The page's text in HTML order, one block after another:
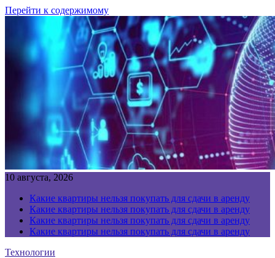
Перейти к содержимому
10 августа, 2026
Какие квартиры нельзя покупать для сдачи в аренду
Какие квартиры нельзя покупать для сдачи в аренду
Какие квартиры нельзя покупать для сдачи в аренду
Какие квартиры нельзя покупать для сдачи в аренду
Технологии